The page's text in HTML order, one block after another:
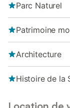
Parc Naturel
Patrimoine
Architecture
Histoire de la